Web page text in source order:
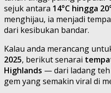
sejuk antara 14°C hingga
menghijau, ia menjadi
dari kesibukan bandar.
Kalau anda merancang
2025, berikut senarai
Highlands — dari ladang
gem yang semakin viral di